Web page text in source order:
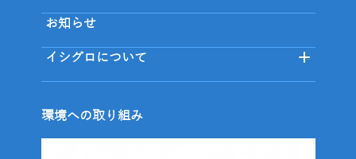
お知らせ
イシグロについて
環境への取り組み